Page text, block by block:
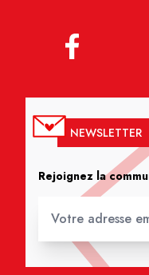
NEWSLETTER
Rejoignez la